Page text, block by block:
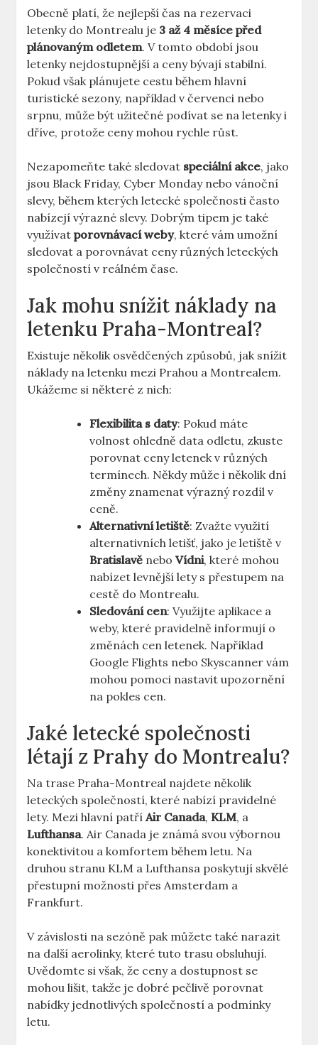
Obecně platí, že nejlepší čas na rezervaci
letenky do Montrealu je 3 až 4 měsíce před
plánovaným odletem. V tomto období jsou
letenky nejdostupnější a ceny bývají stabilní.
Pokud však plánujete cestu během hlavní
turistické sezony, například v červenci nebo
srpnu, může být užitečné podívat se na letenky i
dříve, protože ceny mohou rychle růst.
Nezapomeňte také sledovat speciální akce, jako
jsou Black Friday, Cyber Monday nebo vánoční
slevy, během kterých letecké společnosti často
nabízejí výrazné slevy. Dobrým tipem je také
využívatporovnávací weby, které vám umožní
sledovat a porovnávat ceny různých leteckých
společností v reálném čase.
Jak mohu snížit náklady na
letenku Praha-Montreal?
Existuje několik osvědčených způsobů, jak snížit
náklady na letenku mezi Prahou a Montrealem.
Ukážeme si některé z nich:
Flexibilita s daty: Pokud máte
volnost ohledně data odletu, zkuste
porovnat ceny letenek v různých
termínech. Někdy může i několik dní
změny znamenat výrazný rozdíl v
ceně.
Alternativní letiště: Zvažte využití
alternativních letišť, jako je letiště v
Bratislavě neboVídni, které mohou
nabízet levnější lety s přestupem na
cestě do Montrealu.
Sledování cen: Využijte aplikace a
weby, které pravidelně informují o
změnách cen letenek. Například
Google Flights nebo Skyscanner vám
mohou pomoci nastavit upozornění
na pokles cen.
Jaké letecké společnosti
létají z Prahy do Montrealu?
Na trase Praha-Montreal najdete několik
leteckých společností, které nabízí pravidelné
lety. Mezi hlavní patříAir Canada,KLM, a
Lufthansa. Air Canada je známá svou výbornou
konektivitou a komfortem během letu. Na
druhou stranu KLM a Lufthansa poskytují skvělé
přestupní možnosti přes Amsterdam a
Frankfurt.
V závislosti na sezóně pak můžete také narazit
na další aerolinky, které tuto trasu obsluhují.
Uvědomte si však, že ceny a dostupnost se
mohou lišit, takže je dobré pečlivě porovnat
nabídky jednotlivých společností a podmínky
letu.